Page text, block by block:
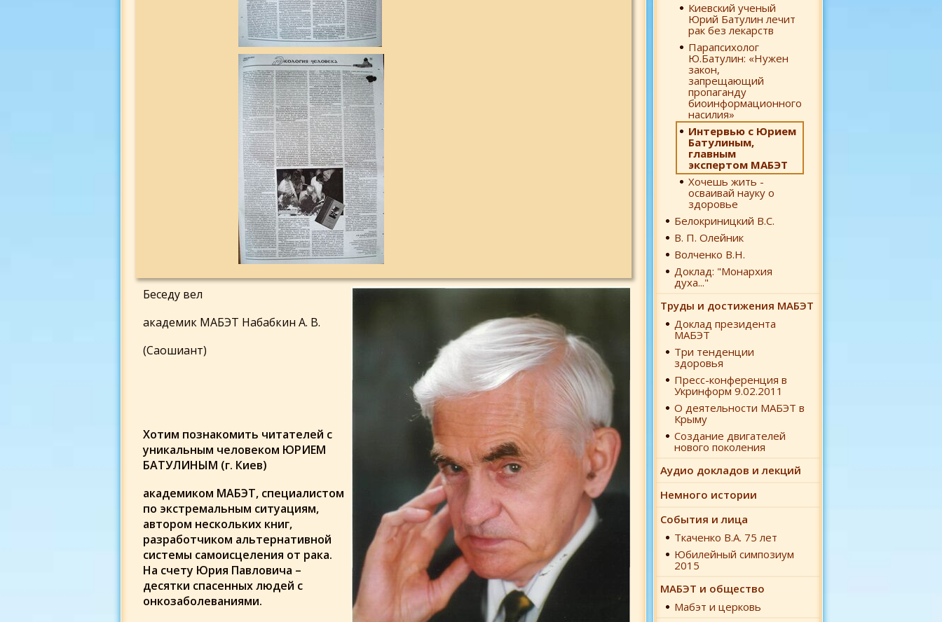
Киевский ученый
Юрий Батулин лечит
рак без лекарств
Парапсихолог
Ю.Батулин: «Нужен
закон,
запрещающий
пропаганду
биоинформационного
насилия»
Интервью с Юрием
Батулиным,
главным
экспертом МАБЭТ
Хочешь жить -
осваивай науку о
здоровье
Белокриницкий В.С.
В. П. Олейник
Волченко В.Н.
Доклад: "Монархия
духа..."
Труды и достижения МАБЭТ
Доклад президента
МАБЭТ
Три тенденции
здоровья
Пресс-конференция в
Укринформ 9.02.2011
О деятельности МАБЭТ в
Крыму
Создание двигателей
нового поколения
Аудио докладов и лекций
Немного истории
События и лица
Ткаченко В.А. 75 лет
Юбилейный симпозиум
2015
МАБЭТ и общество
Мабэт и церковь
Беседу вел
академик МАБЭТ Набабкин А. В.
(Саошиант)
Хотим познакомить читателей с
уникальным человеком ЮРИЕМ
БАТУЛИНЫМ (г. Киев)
академиком МАБЭТ, специалистом
по экстремальным ситуациям,
автором нескольких книг,
разработчиком альтернативной
системы самоисцеления от рака.
На счету Юрия Павловича –
десятки спасенных людей с
онкозаболеваниями.